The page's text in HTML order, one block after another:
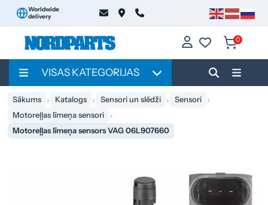
Worldwide
delivery
0
VISAS KATEGORIJAS
Sākums Katalogs Sensori un slēdži
Sensori
Motoreļļas līmeņa sensori
Motoreļļas līmeņa sensors VAG 06L907660